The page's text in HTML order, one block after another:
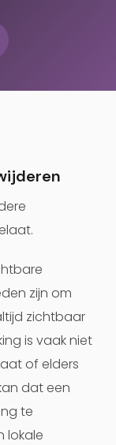
zijn om
zichtbaar
is vaak niet
of elders
dat een
te
lokale